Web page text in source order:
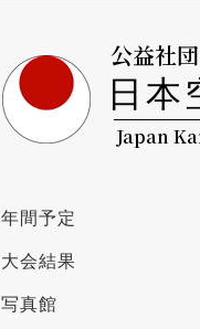
公益社
日本
Japan
年間予定
大会結果
写真館